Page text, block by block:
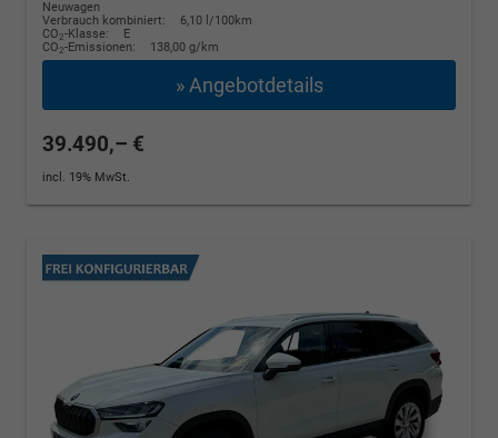
Neuwagen
Verbrauch kombiniert:
6,10 l/100km
CO2-Klasse:
E
CO2-Emissionen: 138,00 g/km
» Angebotdetails
39.490,– €
incl. 19% MwSt.